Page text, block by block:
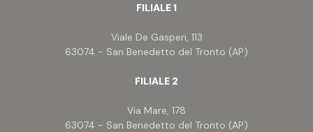
FILIALE 1
Viale De Gasperi, 113
63074 - San Benedetto del Tronto (AP)
FILIALE 2
Via Mare, 178
63074 - San Benedetto del Tronto (AP)